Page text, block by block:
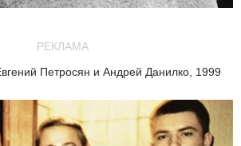
РЕКЛАМА
Петросян и Андрей Данилко, 1999